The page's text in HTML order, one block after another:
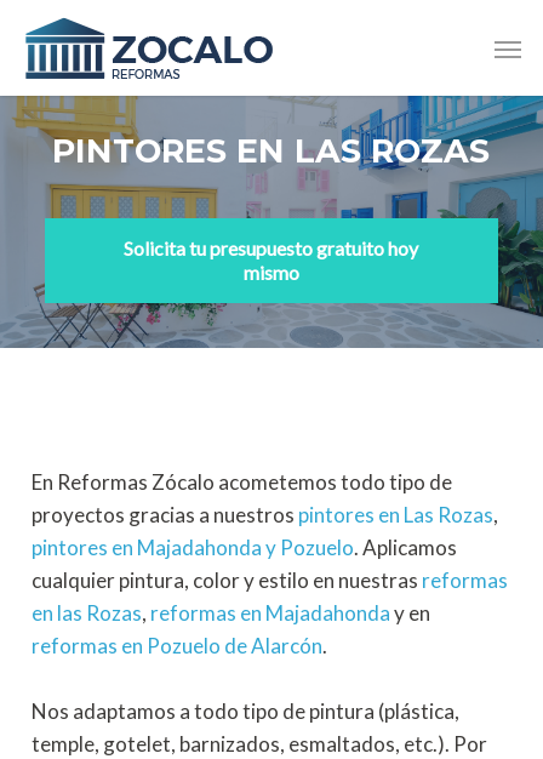
main
content
PINTORES EN LAS ROZAS
Solicita tu presupuesto gratuito hoy
mismo
En Reformas Zócalo acometemos todo tipo de
proyectos gracias a nuestros pintores en Las Rozas,
pintores en Majadahonday Pozuelo. Aplicamos
cualquier pintura, color y estilo en nuestras reformas
en las Rozas, reformas en Majadahonday en
reformas en Pozuelo de Alarcón.
Nos adaptamos a todo tipo de pintura (plástica,
temple, gotelet, barnizados, esmaltados, etc.). Por